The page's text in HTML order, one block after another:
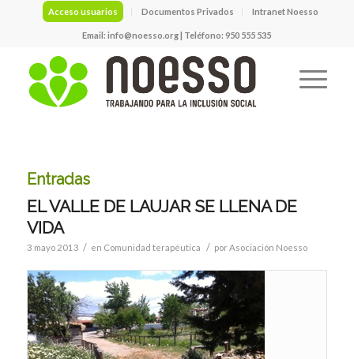
Acceso usuarios Documentos Privados Intranet Noesso
Email:info@noesso.org| Teléfono: 950 555 535
Entradas
EL VALLE DE LAUJAR SE LLENA DE
VIDA
3 mayo 2013 / en Comunidad terapéutica / porAsociación Noesso